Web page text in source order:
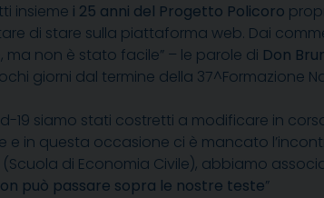
insieme i 25 anni del Progetto Policoro
di stare sulla piattaforma web. Dai
non è stato facile” – le parole di Don
giorni dal termine della 37^Formazione
19 siamo stati costretti a modificare in
e in questa occasione ci è mancato
di Economia Civile), abbiamo
può passare sopra le nostre teste”